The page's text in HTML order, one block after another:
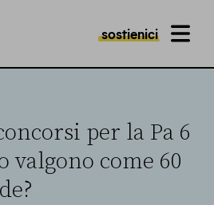
sostienici MENU
per la Pa 6
valgono come 60